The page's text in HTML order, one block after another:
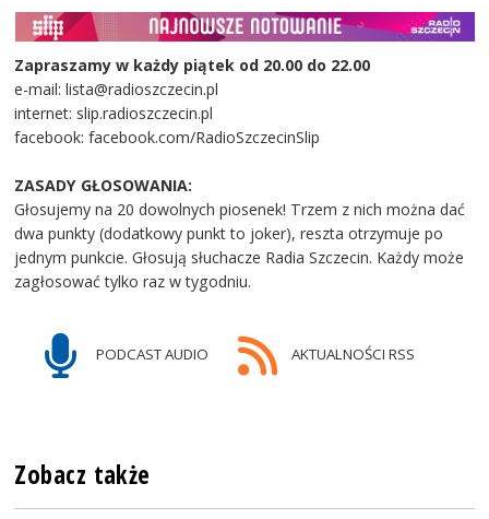
Zapraszamy w każdy piątek od 20.00 do 22.00
e-mail: lista@radioszczecin.pl
internet: slip.radioszczecin.pl
facebook: facebook.com/RadioSzczecinSlip
ZASADY GŁOSOWANIA:
Głosujemy na 20 dowolnych piosenek! Trzem z nich można dać
dwa punkty (dodatkowy punkt to joker), reszta otrzymuje po
jednym punkcie. Głosują słuchacze Radia Szczecin. Każdy może
zagłosować tylko raz w tygodniu.
PODCAST AUDIO AKTUALNOŚCI RSS
Zobacz także